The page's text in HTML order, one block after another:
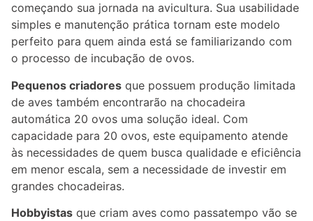
começando sua jornada na avicultura. Sua usabilidade
simples e manutenção prática tornam este modelo
perfeito para quem ainda está se familiarizando com
o processo de incubação de ovos.
Pequenos criadores que possuem produção limitada
de aves também encontrarão na chocadeira
automática 20 ovos uma solução ideal. Com
capacidade para 20 ovos, este equipamento atende
às necessidades de quem busca qualidade e eficiência
em menor escala, sem a necessidade de investir em
grandes chocadeiras.
Hobbyistas que criam aves como passatempo vão se